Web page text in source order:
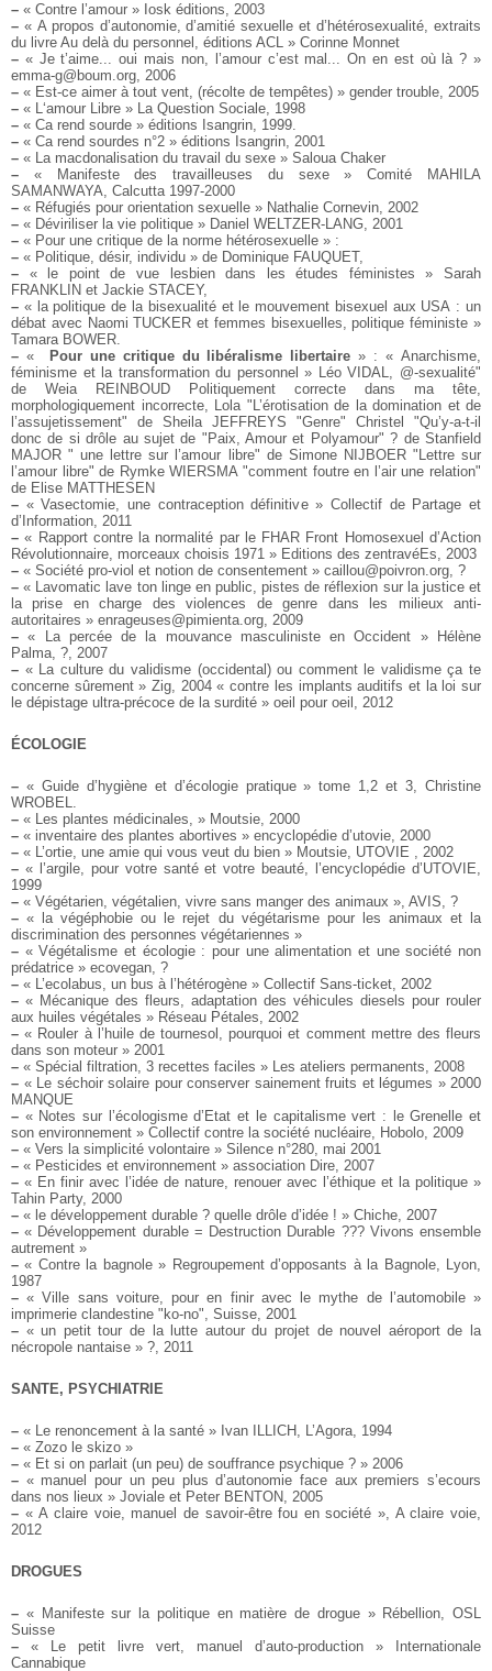
– « Contre l’amour » Iosk éditions, 2003
– « A propos d’autonomie, d’amitié sexuelle et d’hétérosexualité, extraits
du livre Au delà du personnel, éditions ACL » Corinne Monnet
– « Je t’aime... oui mais non, l’amour c’est mal... On en est où là ? »
emma-g@boum.org, 2006
– « Est-ce aimer à tout vent, (récolte de tempêtes) » gender trouble, 2005
– « L‘amour Libre » La Question Sociale, 1998
– « Ca rend sourde » éditions Isangrin, 1999.
– « Ca rend sourdes n°2 » éditions Isangrin, 2001
– « La macdonalisation du travail du sexe » Saloua Chaker
– « Manifeste des travailleuses du sexe » Comité MAHILA
SAMANWAYA, Calcutta 1997-2000
– « Réfugiés pour orientation sexuelle » Nathalie Cornevin, 2002
– « Déviriliser la vie politique » Daniel WELTZER-LANG, 2001
– « Pour une critique de la norme hétérosexuelle » :
– « Politique, désir, individu » de Dominique FAUQUET,
– « le point de vue lesbien dans les études féministes » Sarah
FRANKLIN et Jackie STACEY,
– « la politique de la bisexualité et le mouvement bisexuel aux USA : un
débat avec Naomi TUCKER et femmes bisexuelles, politique féministe »
Tamara BOWER.
– « Pour une critique du libéralisme libertaire » : « Anarchisme,
féminisme et la transformation du personnel » Léo VIDAL, @-sexualité"
de Weia REINBOUD
Politiquement correcte dans ma tête,
morphologiquement incorrecte, Lola"L’érotisation de la domination et de
l’assujetissement" de Sheila JEFFREYS "Genre" Christel
"Qu’y-a-t-il
donc de si drôle au sujet de "Paix, Amour et Polyamour" ? de Stanfield
MAJOR " une lettre sur l’amour libre" de Simone NIJBOER"Lettre sur
l’amour libre" de Rymke WIERSMA"comment foutre en l’air une relation"
de Elise MATTHESEN
– « Vasectomie, une contraception définitive » Collectif de Partage et
d’Information, 2011
– « Rapport contre la normalité par le FHAR Front Homosexuel d’Action
Révolutionnaire, morceaux choisis 1971 » Editions des zentravéEs, 2003
– « Société pro-viol et notion de consentement » caillou@poivron.org, ?
– « Lavomatic lave ton linge en public, pistes de réflexion sur la justice et
la prise en charge des violences de genre dans les milieux anti-
autoritaires » enrageuses@pimienta.org, 2009
– « La percée de la mouvance masculiniste en Occident » Hélène
Palma, ?, 2007
– « La culture du validisme (occidental) ou comment le validisme ça te
concerne sûrement » Zig, 2004« contre les implants auditifs et la loi sur
le dépistage ultra-précoce de la surdité » oeil pour oeil, 2012
ÉCOLOGIE
– « Guide d’hygiène et d’écologie pratique » tome 1,2 et 3, Christine
WROBEL.
– « Les plantes médicinales, » Moutsie, 2000
– « inventaire des plantes abortives » encyclopédie d’utovie, 2000
– « L’ortie, une amie qui vous veut du bien » Moutsie, UTOVIE , 2002
– « l’argile, pour votre santé et votre beauté, l’encyclopédie d’UTOVIE,
1999
– « Végétarien, végétalien, vivre sans manger des animaux », AVIS, ?
– « la végéphobie ou le rejet du végétarisme pour les animaux et la
discrimination des personnes végétariennes »
– « Végétalisme et écologie : pour une alimentation et une société non
prédatrice » ecovegan, ?
– « L’ecolabus, un bus à l’hétérogène » Collectif Sans-ticket, 2002
– « Mécanique des fleurs, adaptation des véhicules diesels pour rouler
aux huiles végétales » Réseau Pétales, 2002
– « Rouler à l’huile de tournesol, pourquoi et comment mettre des fleurs
dans son moteur » 2001
– « Spécial filtration, 3 recettes faciles » Les ateliers permanents, 2008
– « Le séchoir solaire pour conserver sainement fruits et légumes » 2000
MANQUE
– « Notes sur l’écologisme d’Etat et le capitalisme vert : le Grenelle et
son environnement » Collectif contre la société nucléaire, Hobolo, 2009
– « Vers la simplicité volontaire » Silence n°280, mai 2001
– « Pesticides et environnement » association Dire, 2007
– « En finir avec l’idée de nature, renouer avec l’éthique et la politique »
Tahin Party, 2000
– « le développement durable ? quelle drôle d’idée ! » Chiche, 2007
– « Développement durable = Destruction Durable ??? Vivons ensemble
autrement »
– « Contre la bagnole » Regroupement d’opposants à la Bagnole, Lyon,
1987
– « Ville sans voiture, pour en finir avec le mythe de l’automobile »
imprimerie clandestine "ko-no", Suisse, 2001
– « un petit tour de la lutte autour du projet de nouvel aéroport de la
nécropole nantaise » ?, 2011
SANTE, PSYCHIATRIE
– « Le renoncement à la santé » Ivan ILLICH, L’Agora, 1994
– « Zozo le skizo »
– « Et si on parlait (un peu) de souffrance psychique ? » 2006
– « manuel pour un peu plus d’autonomie face aux premiers s’ecours
dans nos lieux » Joviale et Peter BENTON, 2005
– « A claire voie, manuel de savoir-être fou en société », A claire voie,
2012
DROGUES
– « Manifeste sur la politique en matière de drogue » Rébellion, OSL
Suisse
– « Le petit livre vert, manuel d’auto-production » Internationale
Cannabique